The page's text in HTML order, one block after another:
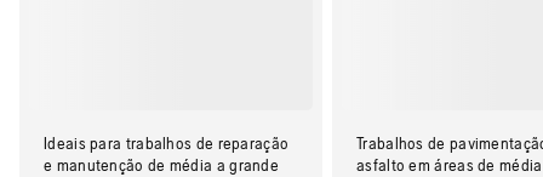
Ideais para trabalhos de reparação
e manutenção de média a grande
Trabalhos de
asfalto em áreas de